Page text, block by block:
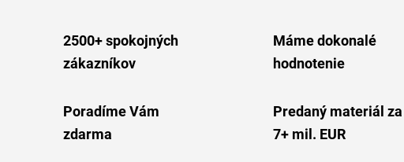
2500+ spokojných
zákazníkov
Máme dokonalé
hodnotenie
Poradíme Vám
zdarma
Predaný materiál za
7+ mil. EUR